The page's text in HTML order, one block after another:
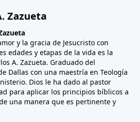
Zazueta
y la gracia de Jesucristo con
edades y etapas de la vida es la
A. Zazueta. Graduado del
Dallas con una maestría en Teología
Dios le ha dado al pastor
para aplicar los principios bíblicos a
una manera que es pertinente y